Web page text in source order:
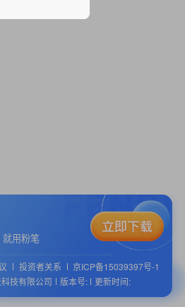
就用粉笔
投资者关系
京ICP备15039397号-1
技有限公司
版本号: 更新时间: